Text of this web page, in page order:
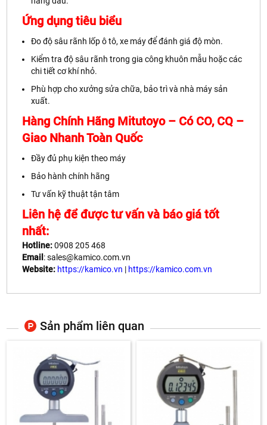
Ứng dụng tiêu biểu
Đo độ sâu rãnh lốp ô tô, xe máy để đánh giá độ mòn.
Kiểm tra độ sâu rãnh trong gia công khuôn mẫu hoặc các
chi tiết cơ khí nhỏ.
Phù hợp cho xưởng sửa chữa, bảo trì và nhà máy sản
xuất.
Hàng Chính Hãng Mitutoyo – Có CO, CQ –
Giao Nhanh Toàn Quốc
Đầy đủ phụ kiện theo máy
Bảo hành chính hãng
Tư vấn kỹ thuật tận tâm
Liên hệ để được tư vấn và báo giá tốt
nhất:
Hotline:0908 205 468
Email : sales@kamico.com.vn
Website: https://kamico.vn | https://kamico.com.vn
Sản phẩm liên quan